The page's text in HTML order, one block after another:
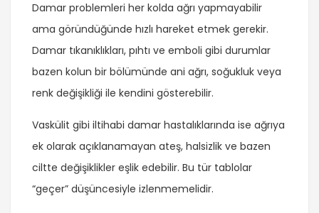
Damar problemleri her kolda ağrı yapmayabilir
ama göründüğünde hızlı hareket etmek gerekir.
Damar tıkanıklıkları, pıhtı ve emboli gibi durumlar
bazen kolun bir bölümünde ani ağrı, soğukluk veya
renk değişikliği ile kendini gösterebilir.
Vaskülit gibi iltihabi damar hastalıklarında ise ağrıya
ek olarak açıklanamayan ateş, halsizlik ve bazen
ciltte değişiklikler eşlik edebilir. Bu tür tablolar
“geçer” düşüncesiyle izlenmemelidir.